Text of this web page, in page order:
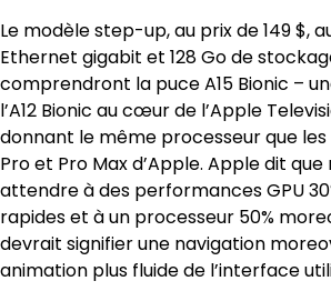
Le modèle step-up, au prix de 149 $,
Ethernet gigabit et 128 Go de
comprendront la puce A15 Bionic –
l’A12 Bionic au cœur de l’Apple
donnant le même processeur que les
Pro et Pro Max d’Apple. Apple dit
attendre à des performances GPU
rapides et à un processeur 50%
devrait signifier une navigation
animation plus fluide de l’interface